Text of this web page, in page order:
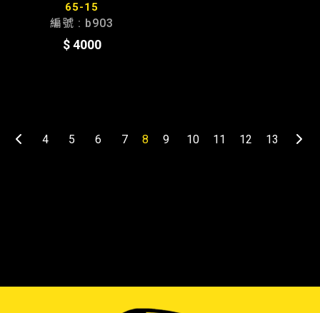
65-15
編號 : b903
$ 4000
4 5 6 7 8 9 10 11 12 13